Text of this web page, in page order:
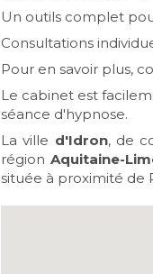
Un outils complet
Consultations
Pour en savoir plus,
Le cabinet est
séance d'hypnose.
La ville d'Idron, de
région Aquitaine-
située à proximité de